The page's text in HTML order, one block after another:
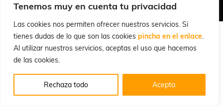
Tenemos muy en cuenta tu privacidad
Las cookies nos permiten ofrecer nuestros servicios. Si
tienes dudas de lo que son las cookies pincha en el enlace.
Al utilizar nuestros servicios, aceptas el uso que hacemos
de las cookies.
Rechaza todo Acepta
© 2026 Cuchillalia.com